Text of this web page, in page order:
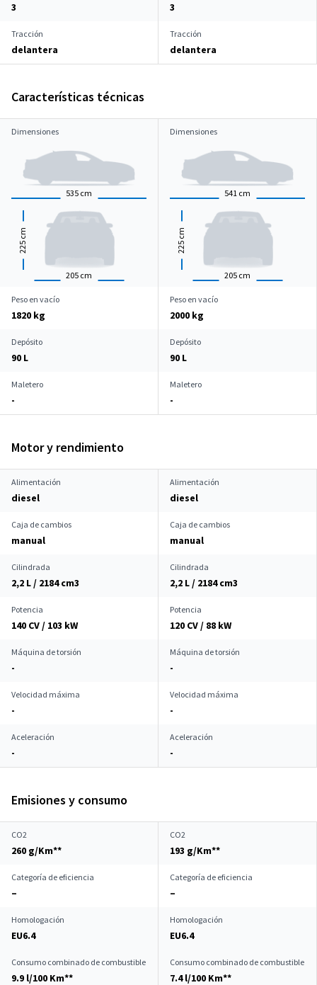
3 3
Tracción
delantera
Tracción
delantera
Características técnicas
Dimensiones
535 cm
205 cm
225
cm
Dimensiones
541 cm
205 cm
225
cm
Peso en vacío
1820 kg
Peso en vacío
2000 kg
Depósito
90 L
Depósito
90 L
Maletero
-
Maletero
-
Motor y rendimiento
Alimentación
diesel
Alimentación
diesel
Caja de cambios
manual
Caja de cambios
manual
Cilindrada
2,2 L / 2184 cm3
Cilindrada
2,2 L / 2184 cm3
Potencia
140 CV / 103 kW
Potencia
120 CV / 88 kW
Máquina de torsión
-
Máquina de torsión
-
Velocidad máxima
-
Velocidad máxima
-
Aceleración
-
Aceleración
-
Emisiones y consumo
CO2
260 g/Km**
CO2
193 g/Km**
Categoría de eficiencia
–
Categoría de eficiencia
–
Homologación
EU6.4
Homologación
EU6.4
Consumo combinado de combustible
9.9 l/100 Km**
Consumo combinado de combustible
7.4 l/100 Km**